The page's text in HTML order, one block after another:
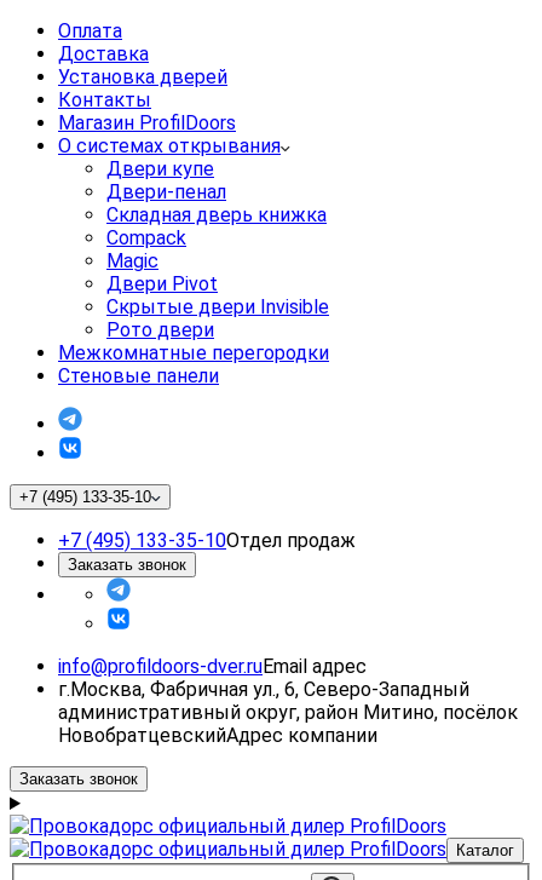
Оплата
Доставка
Установка дверей
Контакты
Магазин ProfilDoors
О системах открывания
Двери купе
Двери-пенал
Складная дверь книжка
Compack
Magic
Двери Pivot
Скрытые двери Invisible
Рото двери
Межкомнатные перегородки
Стеновые панели
+7 (495) 133-35-10
+7 (495) 133-35-10Отдел продаж
Заказать звонок
info@profildoors-dver.ruEmail адрес
г.Москва, Фабричная ул., 6, Северо-Западный
административный округ, район Митино, посёлок
НовобратцевскийАдрес компании
Заказать звонок
Каталог